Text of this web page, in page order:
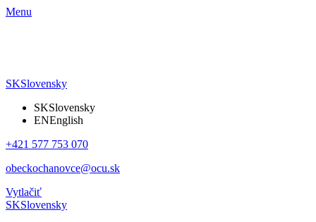
Menu
SKSlovensky
SKSlovensky
ENEnglish
+421 577 753 070
obeckochanovce@ocu.sk
Vytlačiť
SKSlovensky